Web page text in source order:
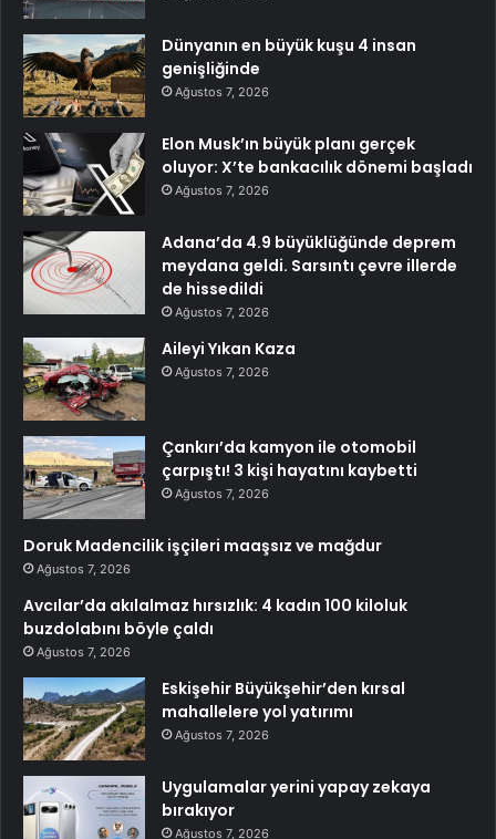
Dünyanın en büyük kuşu 4 insan
genişliğinde
Ağustos 7, 2026
Elon Musk’ın büyük planı gerçek
oluyor: X’te bankacılık dönemi başladı
Ağustos 7, 2026
Adana’da 4.9 büyüklüğünde deprem
meydana geldi. Sarsıntı çevre illerde
de hissedildi
Ağustos 7, 2026
Aileyi Yıkan Kaza
Ağustos 7, 2026
Çankırı’da kamyon ile otomobil
çarpıştı! 3 kişi hayatını kaybetti
Ağustos 7, 2026
Doruk Madencilik işçileri maaşsız ve mağdur
Ağustos 7, 2026
Avcılar’da akılalmaz hırsızlık: 4 kadın 100 kiloluk
buzdolabını böyle çaldı
Ağustos 7, 2026
Eskişehir Büyükşehir’den kırsal
mahallelere yol yatırımı
Ağustos 7, 2026
Uygulamalar yerini yapay zekaya
bırakıyor
Ağustos 7, 2026